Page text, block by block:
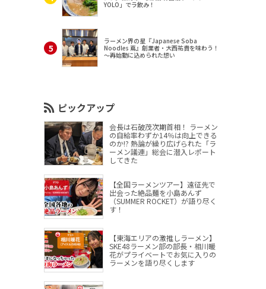
YOLO」でラ飲み！
ラーメン界の星『Japanese Soba
Noodles 蔦』創業者・大西祐貴を味わう！
～再始動に込められた想い
ピックアップ
会長は石破茂次期首相！ ラーメン
の自給率わずか14％は向上できる
のか!? 熱論が繰り広げられた「ラ
ーメン議連」総会に潜入レポート
してきた
【全国ラーメンツアー】遠征先で
出会った絶品麺を小島あんず
（SUMMER ROCKET）が語り尽く
す！
【東海エリアの激推しラーメン】
SKE48ラーメン部の部長・相川暖
花がプライベートでお気に入りの
ラーメンを語り尽くします